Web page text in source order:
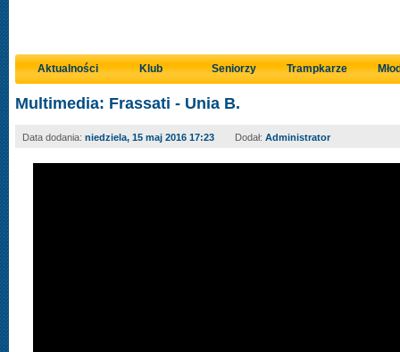
Aktualności Klub Seniorzy Trampkarze
Multimedia: Frassati - Unia B.
Data dodania: niedziela, 15 maj 2016 17:23 Dodał: Administrator